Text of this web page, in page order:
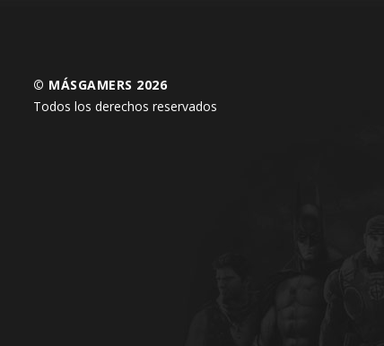
© MÁSGAMERS 2026
Todos los derechos reservados